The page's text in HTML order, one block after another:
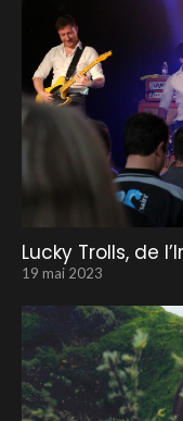
Lucky Trolls, de
19 mai 2023